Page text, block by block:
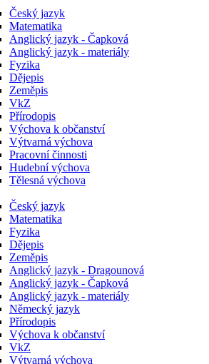
Český jazyk
Matematika
Anglický jazyk - Čapková
Anglický jazyk - materiály
Fyzika
Dějepis
Zeměpis
VkZ
Přírodopis
Výchova k občanství
Výtvarná výchova
Pracovní činnosti
Hudební výchova
Tělesná výchova
Český jazyk
Matematika
Fyzika
Dějepis
Zeměpis
Anglický jazyk - Dragounová
Anglický jazyk - Čapková
Anglický jazyk - materiály
Německý jazyk
Přírodopis
Výchova k občanství
VkZ
Výtvarná výchova